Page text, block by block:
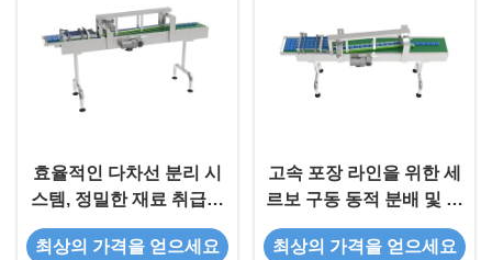
효율적인 다차선 분리 시
스템, 정밀한 재료 취급을
위한 공기 압축 및 반 간섭
센서
최상의 가격을 얻으세요
고속 포장 라인을 위한 세
르보 구동 동적 분배 및 프
로그래밍 가능한 카운팅을
가진 다차선 컨베이어
최상의 가격을 얻으세요